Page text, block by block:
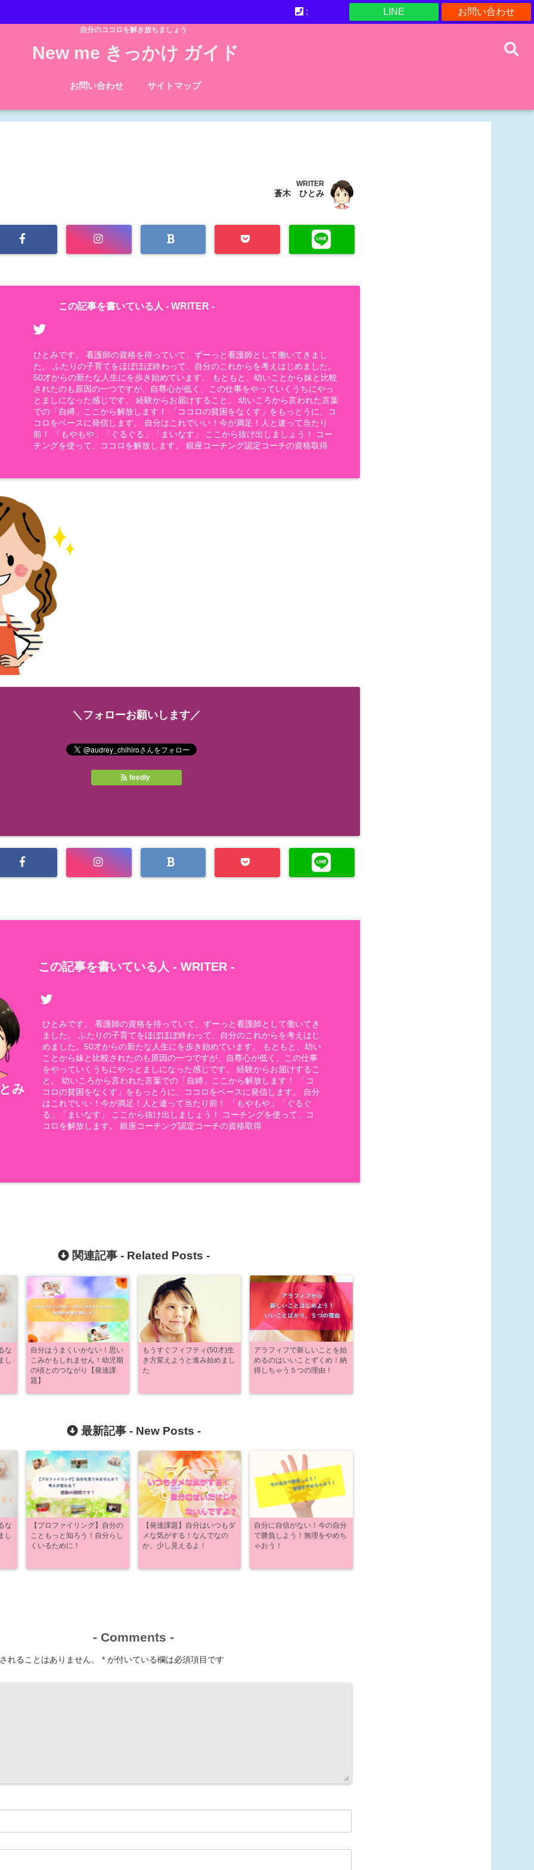
お問い合わせ
LINE
:
自分のココロを解き放ちましょう
New me きっかけ ガイド
お問い合わせ サイトマップ
WRITER
蒼木 ひとみ
この記事を書いている人 - WRITER -
ひとみです。 看護師の資格を待っていて、ずーっと看護師として働いてきまし
た。 ふたりの子育てをほぼほぼ終わって、自分のこれからを考えはじめました。
50才からの新たな人生にを歩き始めています。 もともと、幼いことから妹と比較
されたのも原因の一つですが、自尊心が低く、この仕事をやっていくうちにやっ
とましになった感じです。 経験からお届けすること。 幼いころから言われた言葉
での「自縛」ここから解放します！ 「ココロの貧困をなくす」をもっとうに、コ
コロをベースに発信します。 自分はこれでいい！今が満足！人と違って当たり
前！ 「もやもや」「ぐるぐる」「まいなす」 ここから抜け出しましょう！ コー
チングを使って、ココロを解放します。 銀座コーチング認定コーチの資格取得
＼フォローお願いします／
feedly
この記事を書いている人 - WRITER -
み
ひとみです。 看護師の資格を待っていて、ずーっと看護師として働いてき
ました。 ふたりの子育てをほぼほぼ終わって、自分のこれからを考えはじ
めました。50才からの新たな人生にを歩き始めています。 もともと、幼い
ことから妹と比較されたのも原因の一つですが、自尊心が低く、この仕事
をやっていくうちにやっとましになった感じです。 経験からお届けするこ
と。 幼いころから言われた言葉での「自縛」ここから解放します！ 「コ
コロの貧困をなくす」をもっとうに、ココロをベースに発信します。 自分
はこれでいい！今が満足！人と違って当たり前！ 「もやもや」「ぐるぐ
る」「まいなす」 ここから抜け出しましょう！ コーチングを使って、コ
コロを解放します。 銀座コーチング認定コーチの資格取得
関連記事 - Related Posts -
な
し
自分はうまくいかない！思い
こみかもしれません！幼児期
の頃とのつながり【発達課
題】
もうすぐフィフティ(50才)生
き方変えようと進み始めまし
た
アラフィフで新しいことを始
めるのはいいことずくめ！納
得しちゃう５つの理由！
最新記事 - New Posts -
な
し
【プロファイリング】自分の
こともっと知ろう！自分らし
くいるために！
【発達課題】自分はいつもダ
メな気がする！なんでなの
か、少し見えるよ！
自分に自信がない！今の自分
で勝負しよう！無理をやめち
ゃおう！
- Comments -
れることはありません。 * が付いている欄は必須項目です